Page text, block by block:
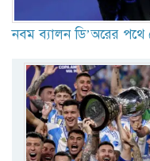
নবম ব্যালন ডি’অরের